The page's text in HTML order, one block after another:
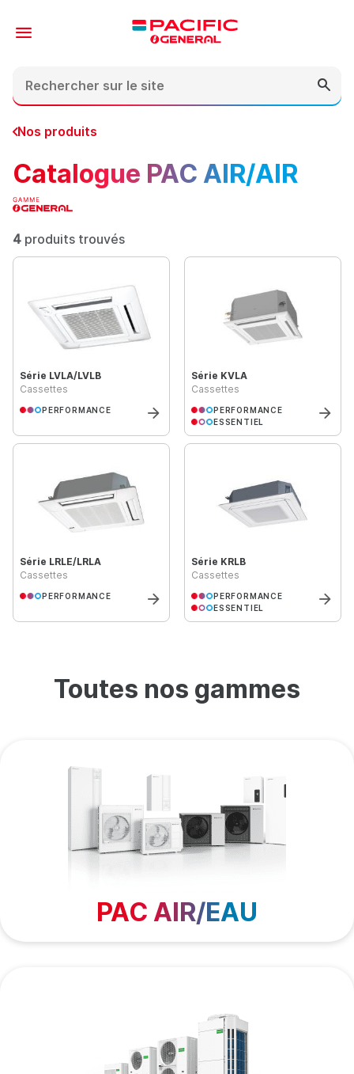
Nos produits
Catalogue PAC AIR/AIR
4 produits trouvés
Série LVLA/LVLB
Cassettes
PERFORMANCE
Série KVLA
Cassettes
PERFORMANCE
ESSENTIEL
Série LRLE/LRLA
Cassettes
PERFORMANCE
Série KRLB
Cassettes
PERFORMANCE
ESSENTIEL
Toutes nos gammes
PAC AIR/EAU